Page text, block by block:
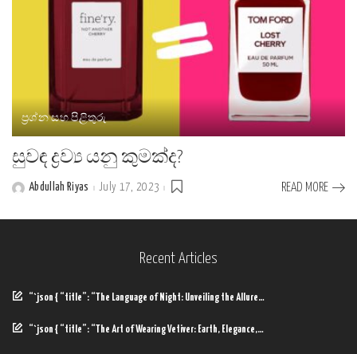
ප්‍රශ්න සහ පිළිතුරු
සුවඳ ද්‍රව්‍ය යනු කුමක්ද?
PostedAbdullah Riyas July 17, 2023 READ MORE
Recent Articles
“`json { “title”: “The Language of Night: Unveiling the Allure…
“`json { “title”: “The Art of Wearing Vetiver: Earth, Elegance,…